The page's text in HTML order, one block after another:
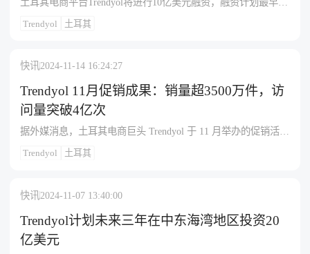
在24年第一季度进行。消息人士透露，Trendyol正在非正式地征
集潜在投资者对新一轮融资的兴趣，该轮融资最早或在下个季
拒绝置评，阿里巴巴则未有回应。
Trendyol 土耳其
快讯2024-11-14 16:24:27
Trendyol 11月促销成果：销量超3500万件，访
问量突破4亿次
据外媒消息，土耳其电商巨头 Trendyol 于 11 月举办的促销活动
成绩斐然。此次促销活动覆盖土耳其、阿塞拜疆、中东欧及海
湾地区的 15 个国家，期间平台表现十分亮眼。其日活跃用户数
间，平台商品售出量超过 3500 万件，出口量超 500 万件，访问
量超 4 亿次，访问用户超过 5500 万人次，这一系列数据有力地
证明了 Trendyol 在全球范围内的用户群体正迅速扩张，其在海
外市场的影响力也在持续增强。 在土耳其本土，布尔萨、安塔
利亚和科贾埃利是最为活跃的购物城市，销售额排名前三的城
Trendyol 土耳其
快讯 2024-11-07 13:40:00
Trendyol计划未来三年在中东海湾地区投资20
亿美元